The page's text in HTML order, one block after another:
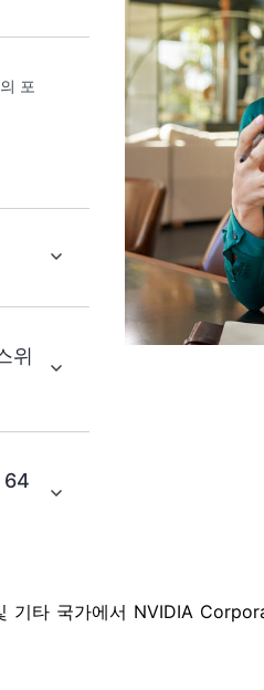
포
위
64
타 국가에서 NVIDIA